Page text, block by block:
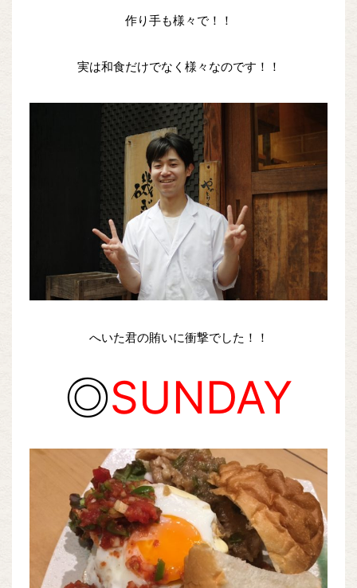
作り手も様々で！！
実は和食だけでなく様々なのです！！
へいた君の賄いに衝撃でした！！
◎SUNDAY